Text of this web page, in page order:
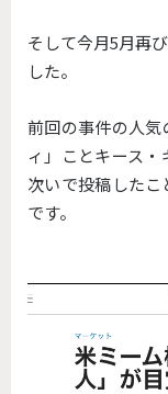
そして今月5月再
した。
前回の事件の人
ィ」 ことキース・
次いで投稿したこ
です。